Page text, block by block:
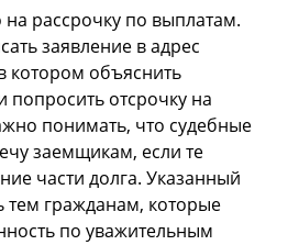
рассрочку по выплатам.
заявление в адрес
котором объяснить
попросить отсрочку на
понимать, что судебные
заемщикам, если те
части долга. Указанный
гражданам, которые
по уважительным